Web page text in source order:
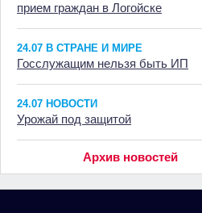
прием граждан в Логойске
24.07 В СТРАНЕ И МИРЕ
Госслужащим нельзя быть ИП
24.07 НОВОСТИ
Урожай под защитой
Архив новостей